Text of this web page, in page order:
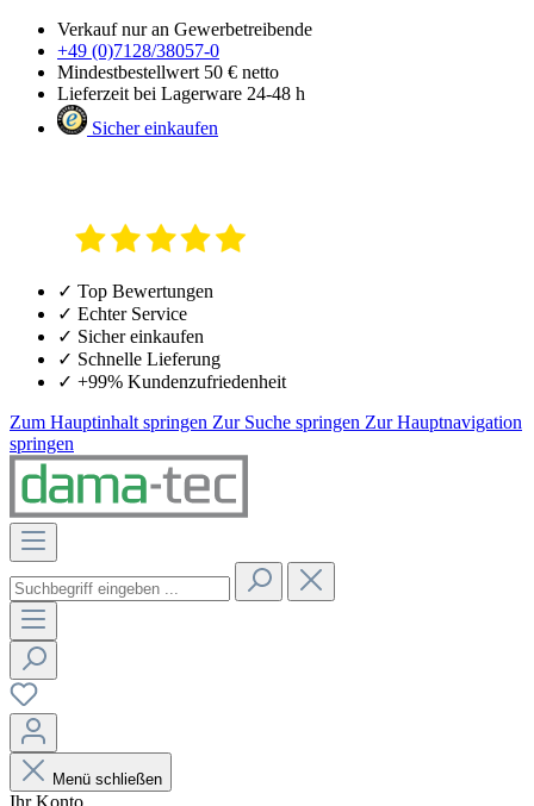
Verkauf nur an Gewerbetreibende
+49 (0)7128/38057-0
Mindestbestellwert 50 € netto
Lieferzeit bei Lagerware 24-48 h
Sicher einkaufen
✓ Top Bewertungen
✓ Echter Service
✓ Sicher einkaufen
✓ Schnelle Lieferung
✓ +99% Kundenzufriedenheit
Zum Hauptinhalt springen Zur Suche springen Zur Hauptnavigation
springen
Menü schließen
Ihr Konto